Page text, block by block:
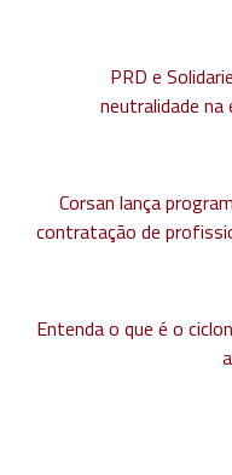
PRD e
neutralidade na
Corsan lança
contratação de
Entenda o que é o